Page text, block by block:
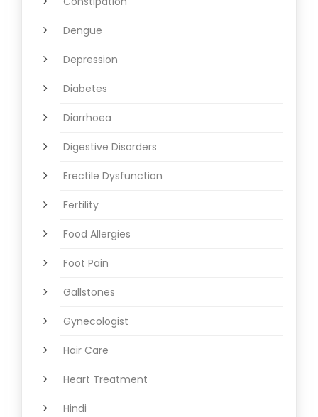
Dengue
Depression
Diabetes
Diarrhoea
Digestive Disorders
Erectile Dysfunction
Fertility
Food Allergies
Foot Pain
Gallstones
Gynecologist
Hair Care
Heart Treatment
Hindi